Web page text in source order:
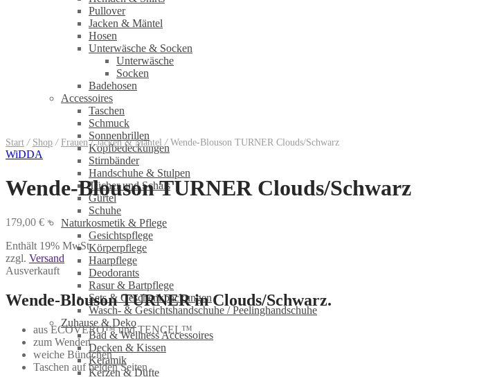
Pullover
Jacken & Mäntel
Hosen
Unterwäsche & Socken
Unterwäsche
Socken
Badehosen
Accessoires
Taschen
Schmuck
Sonnenbrillen
Kopfbedeckungen
Stirnbänder
Handschuhe & Stulpen
Tücher und Schals
Gürtel
Schuhe
Naturkosmetik & Pflege
Gesichtspflege
Körperpflege
Haarpflege
Deodorants
Rasur & Bartpflege
Sets & Geschenkpackungen
Wasch‑ & Gesichtshandschuhe / Peelinghandschuhe
Zuhause & Deko
Bad & Wellness Accessoires
Decken & Kissen
Keramik
Kerzen & Düfte
Start / Shop / Frauen / Jacken & Mäntel /Wende-Blouson TURNER Clouds/Schwarz
WiDDA
Wende-Blouson TURNER Clouds/Schwarz
179,00 € *
Enthält 19% MwSt.
zzgl. Versand
Ausverkauft
Wende-Blouson TURNER in Clouds/Schwarz.
aus ECOVERO™ und TENCEL™
zum Wenden
weiche Bündchen
Taschen auf beiden Seiten